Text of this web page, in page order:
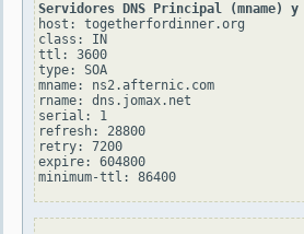
Servidores DNS Principal (mname) y
host: togetherfordinner.org
class: IN
ttl: 3600
type: SOA
mname: ns2.afternic.com
rname: dns.jomax.net
serial: 1
refresh: 28800
retry: 7200
expire: 604800